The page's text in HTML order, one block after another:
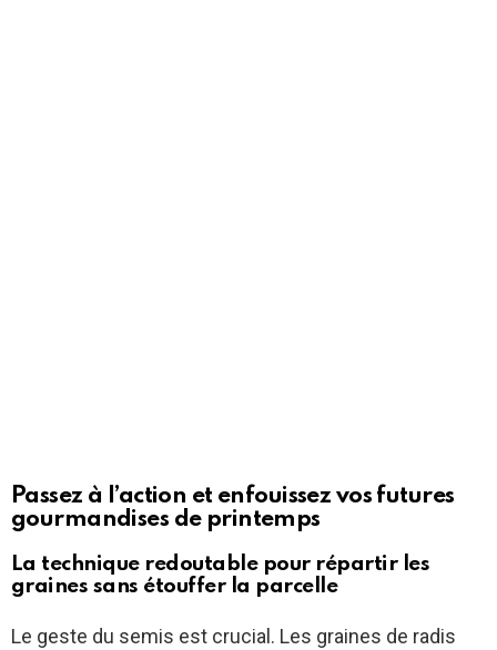
Passez à l’action et enfouissez vos futures
gourmandises de printemps
La technique redoutable pour répartir les
graines sans étouffer la parcelle
Le geste du semis est crucial. Les graines de radis